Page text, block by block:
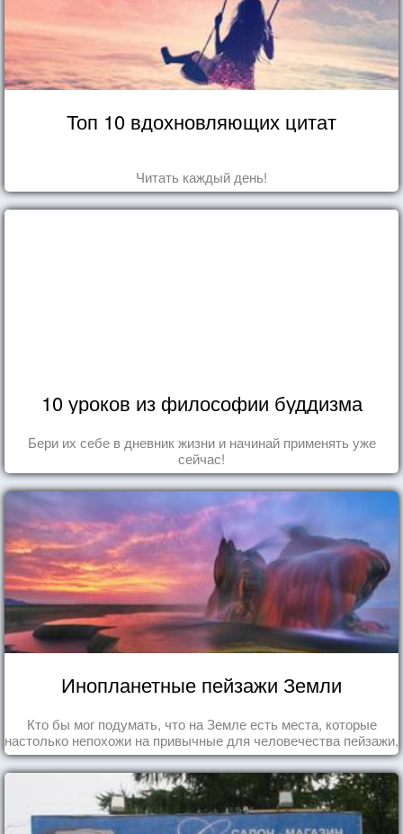
Топ 10 вдохновляющих цитат
Читать каждый день!
10 уроков из философии буддизма
Бери их себе в дневник жизни и начинай применять уже
сейчас!
Инопланетные пейзажи Земли
Кто бы мог подумать, что на Земле есть места, которые
настолько непохожи на привычные для человечества пейзажи,
что кажутся и вовсе инопланетными!